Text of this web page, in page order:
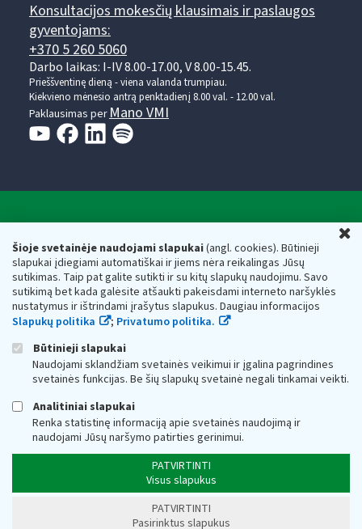
Šioje svetainėje naudojami slapukai(angl. cookies). Būtinieji
slapukai įdiegiami automatiškai ir jiems nėra reikalingas Jūsų
sutikimas. Taip pat galite sutikti ir su kitų slapukų naudojimu. Savo
sutikimą bet kada galėsite atšaukti pakeisdami interneto naršyklės
nustatymus ir ištrindami įrašytus slapukus. Daugiau informacijos
Slapukų politika
; Privatumo politika.
Būtinieji slapukai
Naudojami sklandžiam svetainės veikimui ir įgalina pagrindines
svetainės funkcijas. Be šių slapukų svetainė negali tinkamai veikti.
Analitiniai slapukai
Renka statistinę informaciją apie svetainės naudojimą ir
naudojami Jūsų naršymo patirties gerinimui.
PATVIRTINTI
Visus slapukus
PATVIRTINTI
Pasirinktus slapukus
Konsultacijos mokesčių klausimais ir paslaugos
gyventojams:
+370 5 260 5060
Darbo laikas: I-IV 8.00-17.00, V 8.00-15.45.
Prieššventinę dieną - viena valanda trumpiau.
Kiekvieno mėnesio antrą penktadienį 8.00 val. - 12.00 val.
Paklausimas perMano VMI
Valstybinė mokesčių inspekcija prie Lietuvos
Respublikos finansų ministerijos
Biudžetinė įstaiga. Juridinio asmens kodas — 188659752,
adresas: Vasario 16-osios g. 14, 01107 Vilnius, Lietuva, el.paštas:
vmi@vmi.lt , E. pristatymo dėžutės adresas 188659752
Duomenys apie Valstybinę mokesčių inspekciją prie Lietuvos
Respublikos finansų ministerijos kaupiami ir saugomi Juridinių